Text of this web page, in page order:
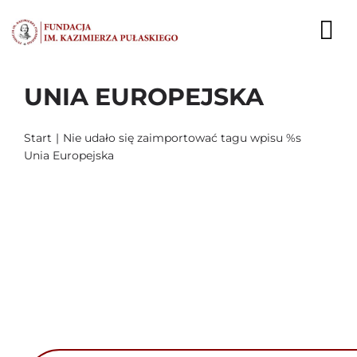
do
zawartości
AKTUALNOŚCI
EKSPERCI
UNIA EUROPEJSKA
Start
Nie udało się zaimportować tagu wpisu %s
Unia Europejska